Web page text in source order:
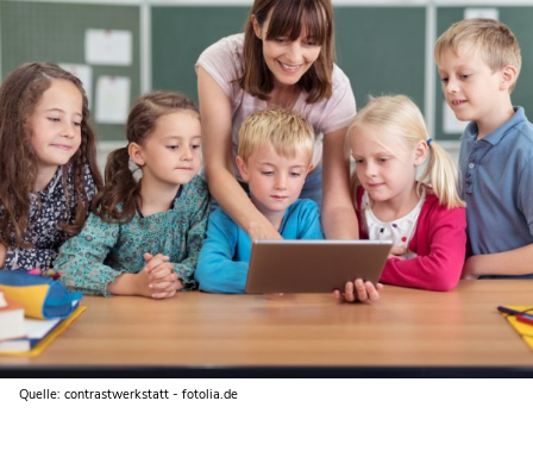
Quelle: contrastwerkstatt - fotolia.de